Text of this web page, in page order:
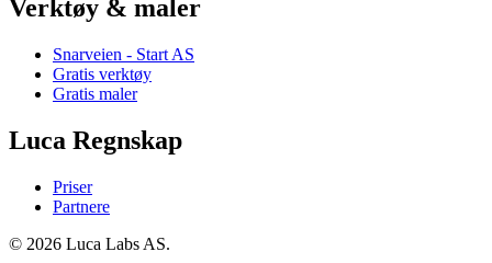
Verktøy & maler
Snarveien - Start AS
Gratis verktøy
Gratis maler
Luca Regnskap
Priser
Partnere
© 2026 Luca Labs AS.